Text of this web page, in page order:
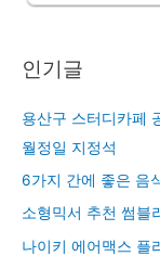
인기글
용산구 스터디카페
월정일 지정석
6가지 간에 좋은 음
소형믹서 추천 썸블
나이키 에어맥스 플